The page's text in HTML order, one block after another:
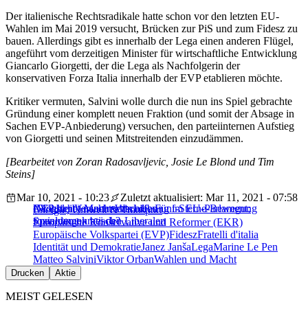
Der italienische Rechtsradikale hatte schon vor den letzten EU-
Wahlen im Mai 2019 versucht, Brücken zur PiS und zum Fidesz zu
bauen. Allerdings gibt es innerhalb der Lega einen anderen Flügel,
angeführt vom derzeitigen Minister für wirtschaftliche Entwicklung
Giancarlo Giorgetti, der die Lega als Nachfolgerin der
konservativen Forza Italia innerhalb der EVP etablieren möchte.
Kritiker vermuten, Salvini wolle durch die nun ins Spiel gebrachte
Gründung einer komplett neuen Fraktion (und somit der Absage in
Sachen EVP-Anbiederung) versuchen, den parteiinternen Aufstieg
von Giorgetti und seinen Mitstreitenden einzudämmen.
[Bearbeitet von Zoran Radosavljevic, Josie Le Blond und Tim
Steins]
Nächster Versuch: Wird die Fünf-Sterne-Bewegung
sozialdemokratisch?
(Mögliche) Machtverschiebung im EU-Parlament;
Spannungen bei den Liberalen
EVP bleibt nach rechts offen
Mar 10, 2021 - 10:23
Zuletzt aktualisiert: Mar 11, 2021 - 07:58
Energie, Umwelt & Transport
Europäische Konservative und Reformer (EKR)
Europäische Volkspartei (EVP)FideszFratelli d'italia
Identität und DemokratieJanez JanšaLegaMarine Le Pen
Matteo SalviniViktor OrbanWahlen und Macht
Drucken Aktie
MEIST GELESEN